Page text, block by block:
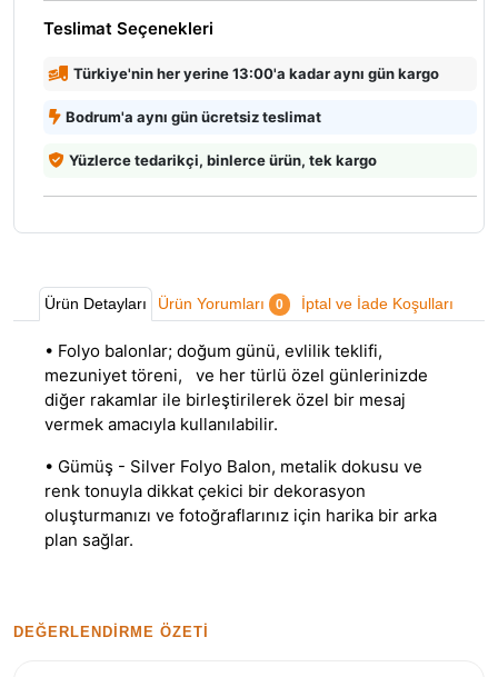
Teslimat Seçenekleri
Türkiye'nin her yerine 13:00'a kadar aynı gün kargo
Bodrum'a aynı gün ücretsiz teslimat
Yüzlerce tedarikçi, binlerce ürün, tek kargo
Ürün Detayları Ürün Yorumları 0 İptal ve İade Koşulları
• Folyo balonlar; doğum günü, evlilik teklifi,
mezuniyet töreni, ve her türlü özel günlerinizde
diğer rakamlar ile birleştirilerek özel bir mesaj
vermek amacıyla kullanılabilir.
• Gümüş - Silver Folyo Balon, metalik dokusu ve
renk tonuyla dikkat çekici bir dekorasyon
oluşturmanızı ve fotoğraflarınız için harika bir arka
plan sağlar.
DEĞERLENDIRME ÖZETI